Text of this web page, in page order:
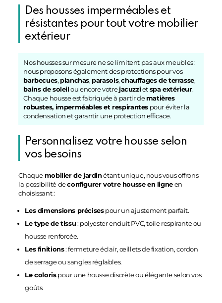
Des housses imperméables et
résistantes pour tout votre mobilier
extérieur
Nos housses sur mesure ne se limitent pas aux meubles :
nous proposons également des protections pour vos
barbecues, planchas, parasols,chauffages de terrasse,
bains de soleilou encore votrejacuzzietspa extérieur.
Chaque housse est fabriquée à partir dematières
robustes, imperméables et respirantespour éviter la
condensation et garantir une protection efficace.
Personnalisez votre housse selon
vos besoins
Chaque mobilier de jardinétant unique, nous vous offrons
la possibilité deconfigurer votre housse en ligneen
choisissant :
Les dimensions précisespour un ajustement parfait.
Le type de tissu: polyester enduit PVC, toile respirante ou
housse renforcée.
Les finitions: fermeture éclair, œillets de fixation, cordon
de serrage ou sangles réglables.
Le colorispour une housse discrète ou élégante selon vos
goûts.